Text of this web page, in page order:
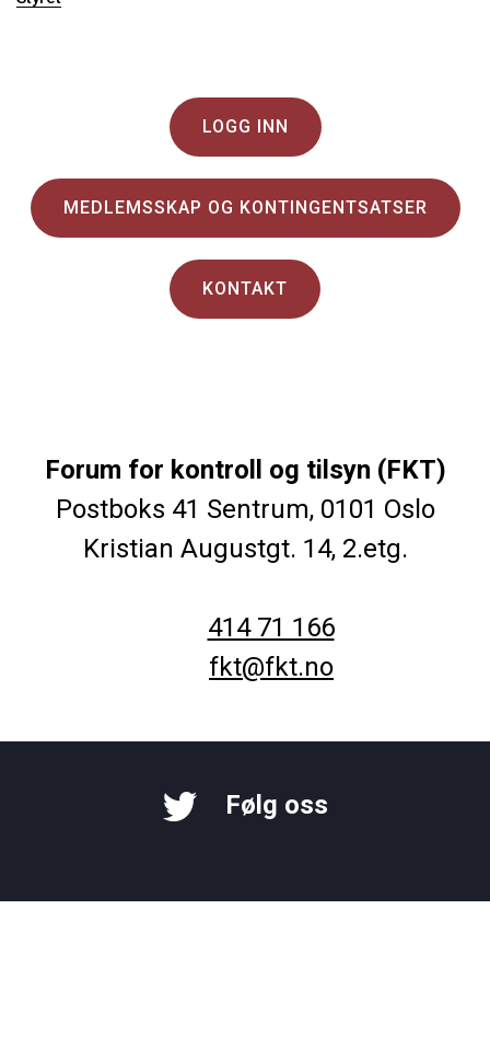
LOGG INN
MEDLEMSSKAP OG KONTINGENTSATSER
KONTAKT
Forum for kontroll og tilsyn (FKT)
Postboks 41 Sentrum, 0101 Oslo
Kristian Augustgt. 14, 2.etg.
414 71 166
fkt@fkt.no
Følg oss